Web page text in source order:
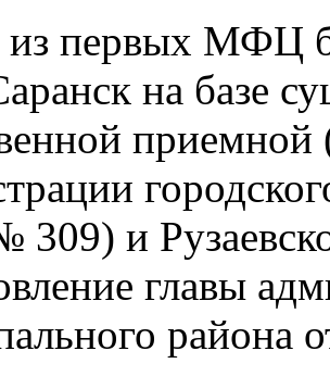
первых МФЦ
на базе
приемной
309) и
главы
района